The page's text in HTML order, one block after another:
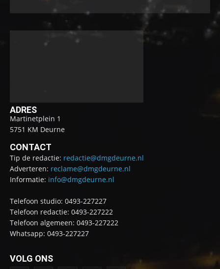
ADRES
Martinetplein 1
5751 KM Deurne
CONTACT
Tip de redactie: redactie@dmgdeurne.nl
Adverteren: reclame@dmgdeurne.nl
Informatie: info@dmgdeurne.nl
Telefoon studio: 0493-227227
Telefoon redactie: 0493-227222
Telefoon algemeen: 0493-227222
Whatsapp: 0493-227227
VOLG ONS